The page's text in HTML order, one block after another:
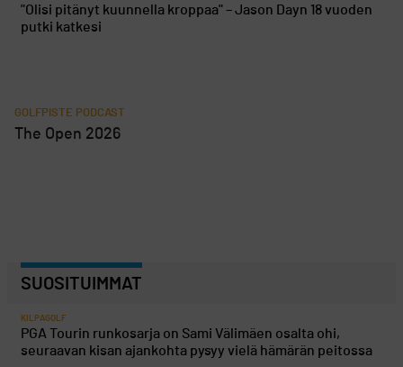
"Olisi pitänyt kuunnella kroppaa" – Jason Dayn 18 vuoden
putki katkesi
GOLFPISTE PODCAST
The Open 2026
SUOSITUIMMAT
KILPAGOLF
PGA Tourin runkosarja on Sami Välimäen osalta ohi,
seuraavan kisan ajankohta pysyy vielä hämärän peitossa